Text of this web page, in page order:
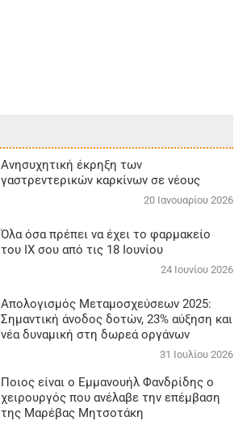
Aνησυχητική έκρηξη των
γαστρεντερικών καρκίνων σε νέους
20 Ιανουαρίου 2026
Όλα όσα πρέπει να έχει το φαρμακείο
του ΙΧ σου από τις 18 Ιουνίου
24 Ιουνίου 2026
Απολογισμός Μεταμοσχεύσεων 2025:
Σημαντική άνοδος δοτών, 23% αύξηση και
νέα δυναμική στη δωρεά οργάνων
31 Ιουλίου 2026
Ποιος είναι ο Εμμανουήλ Φανδρίδης ο
χειρουργός που ανέλαβε την επέμβαση
της Μαρέβας Μητσοτάκη